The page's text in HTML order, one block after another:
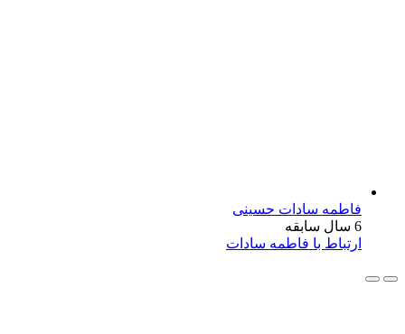
فاطمه سادات حسینی
6 سال سابقه
ارتباط با فاطمه سادات